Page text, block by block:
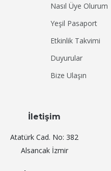
Nasıl Üye Olurum
Yeşil Pasaport
Etkinlik Takvimi
Duyurular
Bize Ulaşın
İletişim
Atatürk Cad. No: 382
Alsancak İzmir